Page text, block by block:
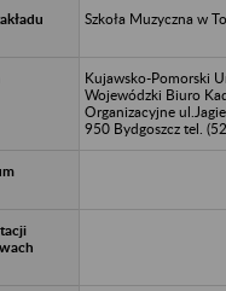
Szkoła Muzyczna w
Kujawsko-Pomorski
Wojewódzki Biuro
Organizacyjne
950 Bydgoszcz tel.